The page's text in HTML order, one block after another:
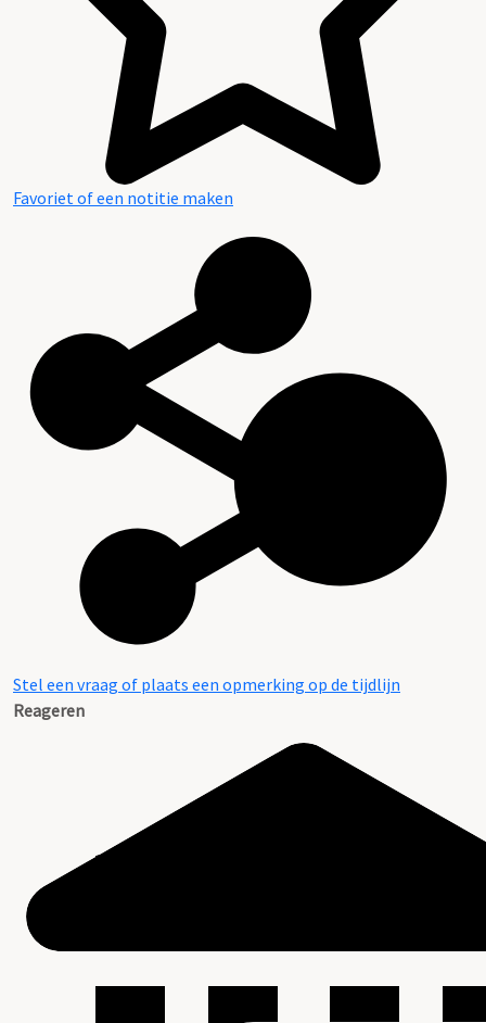
Favoriet of een notitie maken
Stel een vraag of plaats een opmerking op de tijdlijn
Reageren